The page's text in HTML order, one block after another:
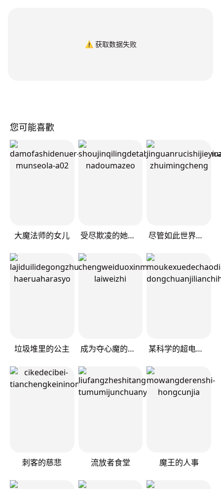
⚠️ 获取数据失败
您可能喜歡
大魔法师的女儿 受尽欺凌的她被推落毒沼转生成为最强毒蛇的故事 尽管如此世界依然美丽
垃圾堆里的公主 成为夺心魔的必要 某科学的超电磁炮
刺客的慈悲 流放者食堂 魔王的人事